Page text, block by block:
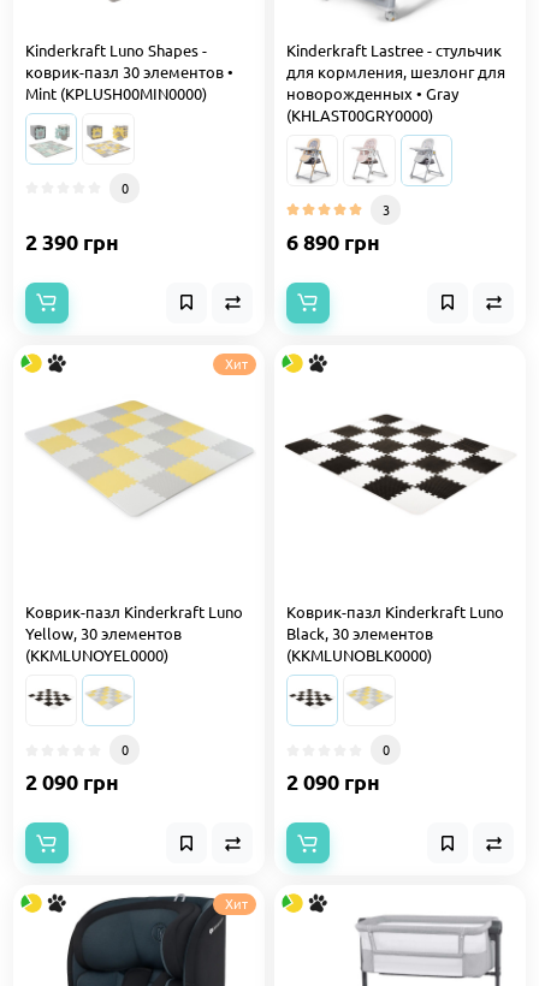
Kinderkraft Luno Shapes -
коврик-пазл 30 элементов •
Mint (KPLUSH00MIN0000)
0
2 390 грн
Kinderkraft Lastree - стульчик
для кормления, шезлонг для
новорожденных • Gray
(KHLAST00GRY0000)
3
6 890 грн
Хит
Коврик-пазл Kinderkraft Luno
Yellow, 30 элементов
(KKMLUNOYEL0000)
0
2 090 грн
Коврик-пазл Kinderkraft Luno
Black, 30 элементов
(KKMLUNOBLK0000)
0
2 090 грн
Хит